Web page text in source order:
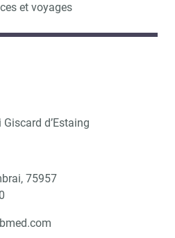
et voyages
Giscard d’Estaing
75957